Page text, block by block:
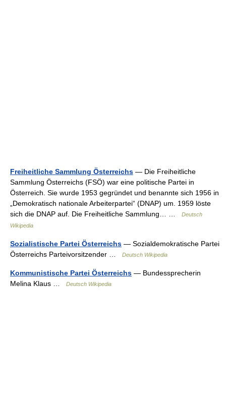
Freiheitliche Sammlung Österreichs — Die Freiheitliche
Sammlung Österreichs (FSÖ) war eine politische Partei in
Österreich. Sie wurde 1953 gegründet und benannte sich 1956 in
„Demokratisch nationale Arbeiterpartei“ (DNAP) um. 1959 löste
sich die DNAP auf. Die Freiheitliche Sammlung… …
Deutsch
Wikipedia
Sozialistische Partei Österreichs — Sozialdemokratische Partei
Österreichs Parteivorsitzender …
Deutsch Wikipedia
Kommunistische Partei Österreichs — Bundessprecherin
Melina Klaus …
Deutsch Wikipedia